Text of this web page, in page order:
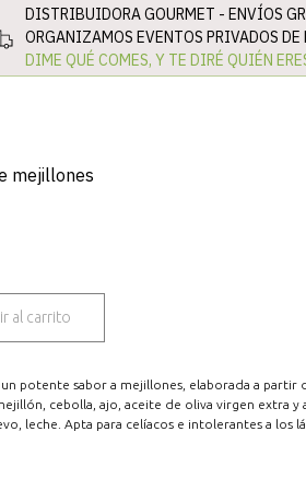
DISTRIBUIDORA GOURMET - ENVÍOS
ORGANIZAMOS EVENTOS PRIVADOS DE
DIME QUÉ COMES, Y TE DIRÉ QUIÉN
mejillones
al carrito
un potente sabor a mejillones, elaborada a
cebolla, ajo, aceite de oliva virgen extra
leche. Apta para celíacos e intolerantes a los